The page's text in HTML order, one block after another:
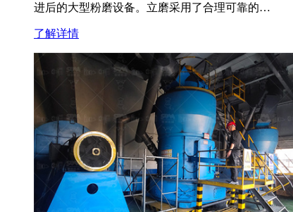
进后的大型粉磨设备。立磨采用了合理可靠的…
了解详情